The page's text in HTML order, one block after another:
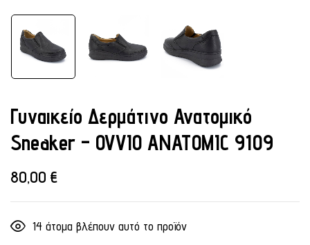
Γυναικείο Δερμάτινο Ανατομικό
Sneaker – OVVIO ANATOMIC 9109
80,00 €
14 άτομα βλέπουν αυτό το προϊόν